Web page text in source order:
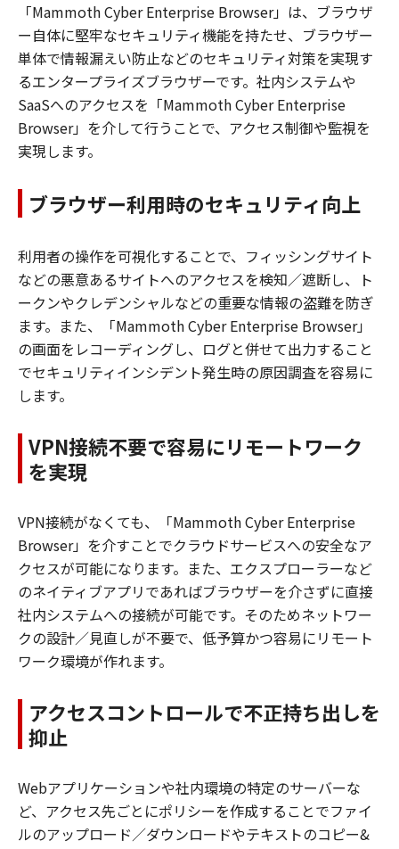
「Mammoth Cyber Enterprise Browser」は、ブラウザ
ー自体に堅牢なセキュリティ機能を持たせ、ブラウザー
単体で情報漏えい防止などのセキュリティ対策を実現す
るエンタープライズブラウザーです。社内システムや
SaaSへのアクセスを「Mammoth Cyber Enterprise
Browser」を介して行うことで、アクセス制御や監視を
実現します。
ブラウザー利用時のセキュリティ向上
利用者の操作を可視化することで、フィッシングサイト
などの悪意あるサイトへのアクセスを検知／遮断し、ト
ークンやクレデンシャルなどの重要な情報の盗難を防ぎ
ます。また、「Mammoth Cyber Enterprise Browser」
の画面をレコーディングし、ログと併せて出力すること
でセキュリティインシデント発生時の原因調査を容易に
します。
VPN接続不要で容易にリモートワーク
を実現
VPN接続がなくても、「Mammoth Cyber Enterprise
Browser」を介すことでクラウドサービスへの安全なア
クセスが可能になります。また、エクスプローラーなど
のネイティブアプリであればブラウザーを介さずに直接
社内システムへの接続が可能です。そのためネットワー
クの設計／見直しが不要で、低予算かつ容易にリモート
ワーク環境が作れます。
アクセスコントロールで不正持ち出しを
抑止
Webアプリケーションや社内環境の特定のサーバーな
ど、アクセス先ごとにポリシーを作成することでファイ
ルのアップロード／ダウンロードやテキストのコピー&